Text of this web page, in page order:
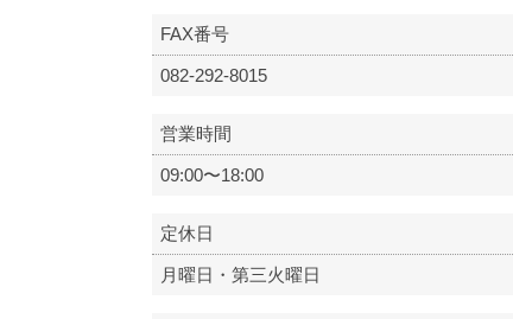
FAX番号
082-292-8015
営業時間
09:00〜18:00
定休日
月曜日・第三火曜日